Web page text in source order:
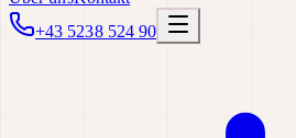
+43 5238 524 90